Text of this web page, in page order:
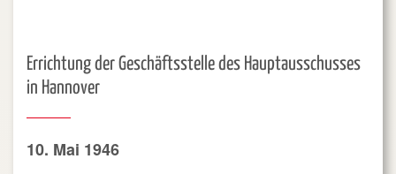
Errichtung der Geschäftsstelle des Hauptausschusses
in Hannover
10. Mai 1946